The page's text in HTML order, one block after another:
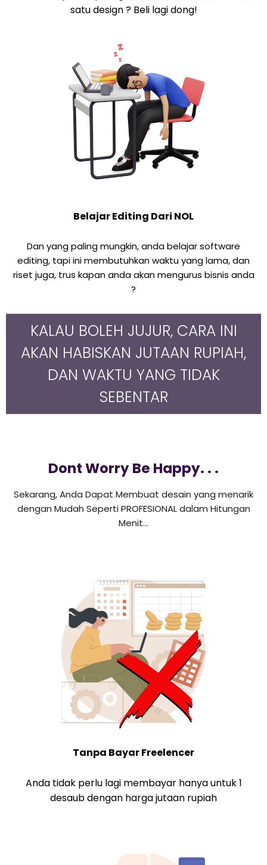
satu design ? Beli lagi dong!
Belajar Editing Dari NOL
Dan yang paling mungkin, anda belajar software
editing, tapi ini membutuhkan waktu yang lama, dan
riset juga, trus kapan anda akan mengurus bisnis anda
?
KALAU BOLEH JUJUR, CARA INI
AKAN HABISKAN JUTAAN RUPIAH,
DAN WAKTU YANG TIDAK
SEBENTAR
Dont Worry Be Happy. . .
Sekarang, Anda Dapat Membuat desain yang menarik
dengan Mudah Seperti PROFESIONAL dalam Hitungan
Menit…
Tanpa Bayar Freelencer
Anda tidak perlu lagi membayar hanya untuk 1
desaub dengan harga jutaan rupiah